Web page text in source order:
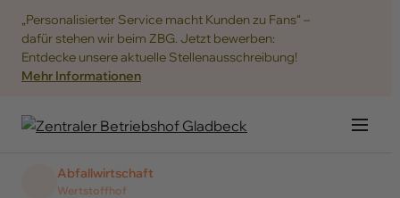
„Personalisierter Service macht Kunden zu Fans“ –
dafür stehen wir beim ZBG. Jetzt bewerben:
Entdecke unsere aktuelle Stellenausschreibung!
Mehr Informationen
Abfallwirtschaft
Wertstoffhof